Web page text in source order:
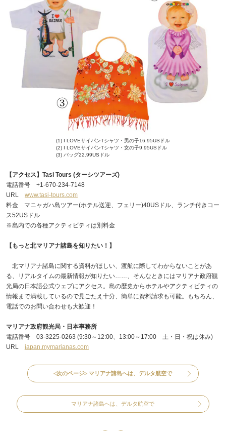
(1) I LOVEサイパンTシャツ・男の子16.95USドル
(2) I LOVEサイパンTシャツ・女の子9.95USドル
(3) バッグ22.99USドル
【アクセス】Tasi Tours (ターシツアーズ)
電話番号 +1-670-234-7148
URL www.tasi-tours.com
料金 マニャガハ島ツアー(ホテル送迎、フェリー)40USドル、ランチ付きコー
ス52USドル
※島内での各種アクティビティは別料金
【もっと北マリアナ諸島を知りたい！】
北マリアナ諸島に関する資料がほしい、渡航に際してわからないことがあ
る、リアルタイムの最新情報が知りたい……、そんなときにはマリアナ政府観
光局の日本語公式ウェブにアクセス。島の歴史からホテルやアクティビティの
情報まで満載しているので見ごたえ十分、簡単に資料請求も可能。もちろん、
電話でのお問い合わせも大歓迎！
マリアナ政府観光局・日本事務所
電話番号 03-3225-0263 (9:30～12:00、13:00～17:00 土・日・祝は休み)
URL japan.mymarianas.com
<次のページ>マリアナ諸島へは、デルタ航空で
マリアナ諸島へは、デルタ航空で